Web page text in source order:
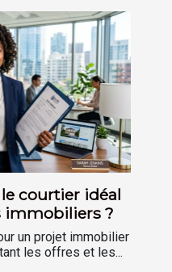
courtier idéal
immobiliers ?
un projet immobilier
les offres et les...